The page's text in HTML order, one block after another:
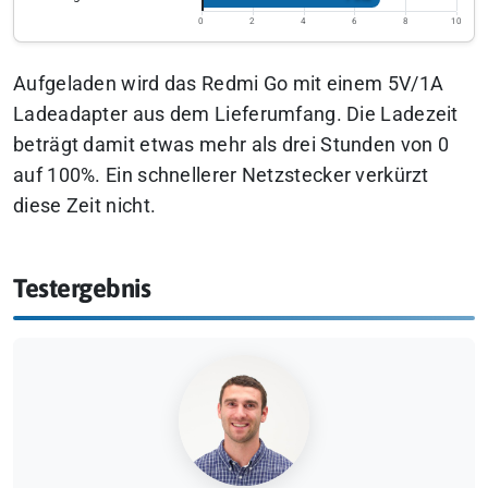
0 2 4 6 8 10
Aufgeladen wird das Redmi Go mit einem 5V/1A
Ladeadapter aus dem Lieferumfang. Die Ladezeit
beträgt damit etwas mehr als drei Stunden von 0
auf 100%. Ein schnellerer Netzstecker verkürzt
diese Zeit nicht.
Testergebnis